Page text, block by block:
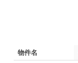
物件名